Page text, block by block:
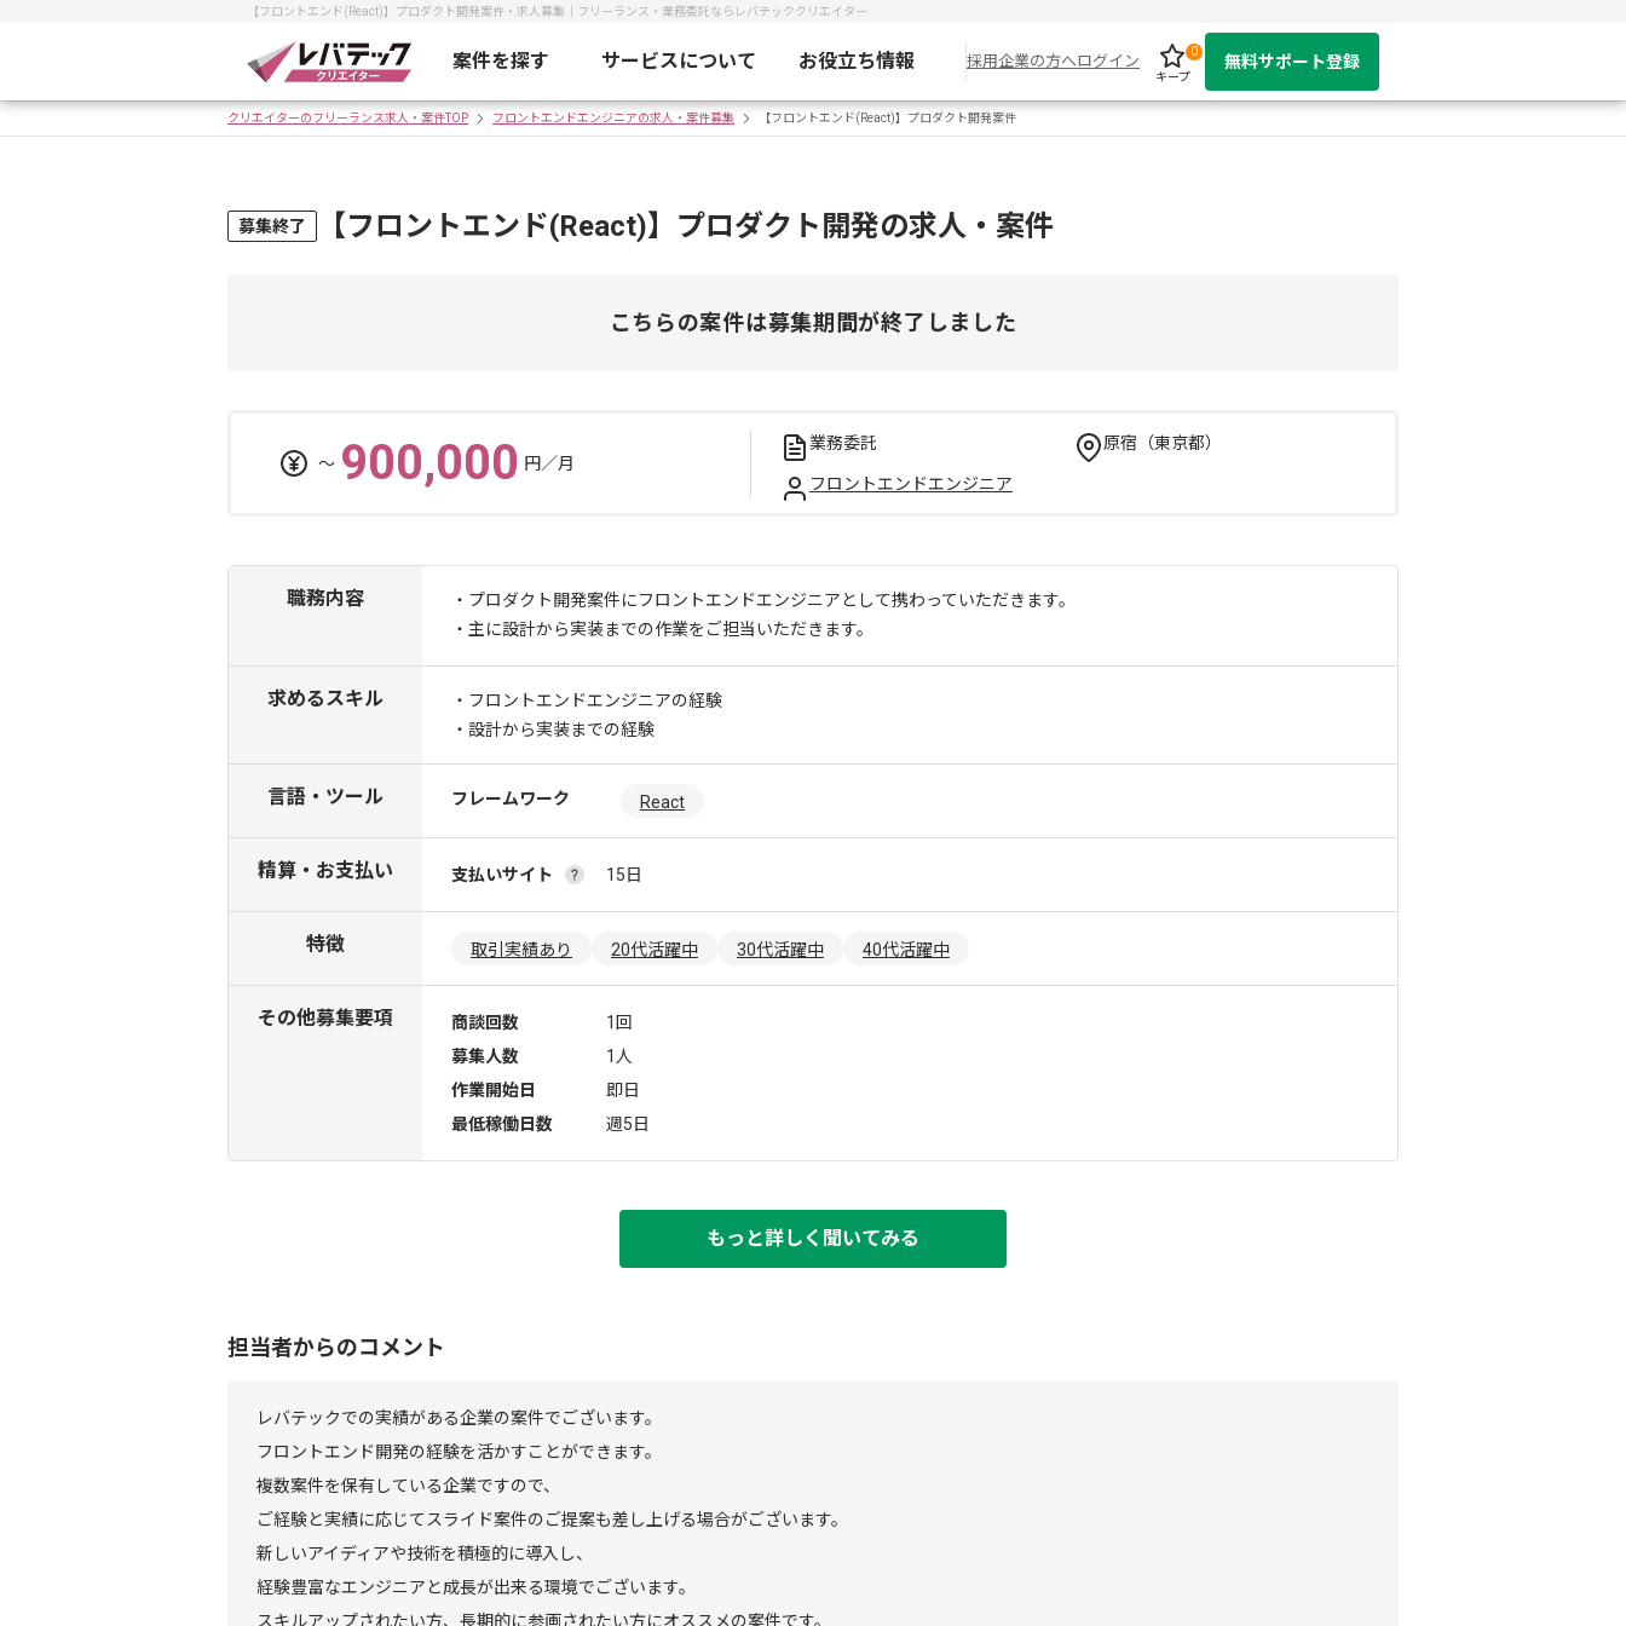
【フロントエンド(React)】プロダクト開発案件・求人募集｜フリーランス・業務委託ならレバテッククリエイター
案件を探す サービスについて お役立ち情報 採用企業の方へログイン
キープ
0
無料サポート登録
クリエイターのフリーランス求人・案件TOP フロントエンドエンジニアの求人・案件募集 【フロントエンド(React)】プロダクト開発案件
募集終了 【フロントエンド(React)】プロダクト開発の求人・案件
こちらの案件は募集期間が終了しました
〜 900,000 円／月
業務委託 原宿（東京都）
フロントエンドエンジニア
職務内容
・プロダクト開発案件にフロントエンドエンジニアとして携わっていただきます。
・主に設計から実装までの作業をご担当いただきます。
求めるスキル
・フロントエンドエンジニアの経験
・設計から実装までの経験
言語・ツール フレームワーク React
精算・お支払い 支払いサイト 15日
特徴 取引実績あり 20代活躍中 30代活躍中 40代活躍中
その他募集要項 商談回数
1回
募集人数
1人
作業開始日
即日
最低稼働日数
週5日
もっと詳しく聞いてみる
担当者からのコメント
レバテックでの実績がある企業の案件でございます。
フロントエンド開発の経験を活かすことができます。
複数案件を保有している企業ですので、
ご経験と実績に応じてスライド案件のご提案も差し上げる場合がございます。
新しいアイディアや技術を積極的に導入し、
経験豊富なエンジニアと成長が出来る環境でございます。
スキルアップされたい方、長期的に参画されたい方にオススメの案件です。